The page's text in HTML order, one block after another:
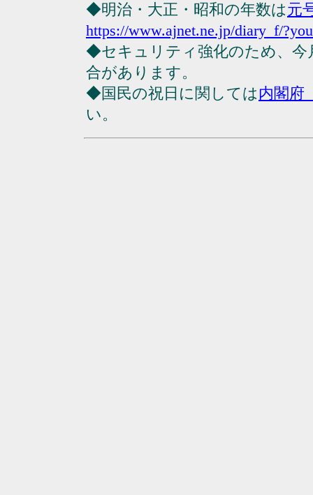
◆明治・大正・昭和の年数は元
https://www.ajnet.ne.jp/diary_f/
◆セキュリティ強化のため、今
合があります。
◆国民の祝日に関しては内閣府
い。